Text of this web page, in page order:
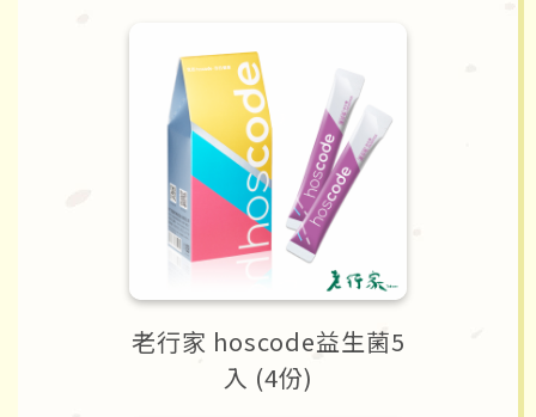
老行家 hoscode益生菌5
入 (4份)